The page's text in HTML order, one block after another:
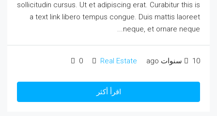
sollicitudin cursus. Ut et adipiscing erat. Curabitur this is
a text link libero tempus congue. Duis mattis laoreet
neque, et ornare neque...
10 سنوات ago Real Estate
0
اقرأ أكثر